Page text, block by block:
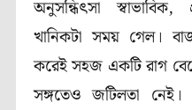
অনুসন্ধিৎসা স্বাভাবিক,
খানিকটা সময় গেল।
করেই সহজ একটি রাগ
সঙ্গতেও জটিলতা